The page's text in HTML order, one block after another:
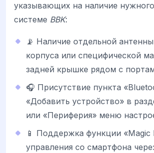
указывающих на наличие
системе BBK:
📡 Наличие отдельной
корпуса или специфической
задней крышке рядом с
🎧 Присутствие пункта
«Добавить устройство» в
или «Периферия» меню
📱 Поддержка функции «Magic
управления со смартфона